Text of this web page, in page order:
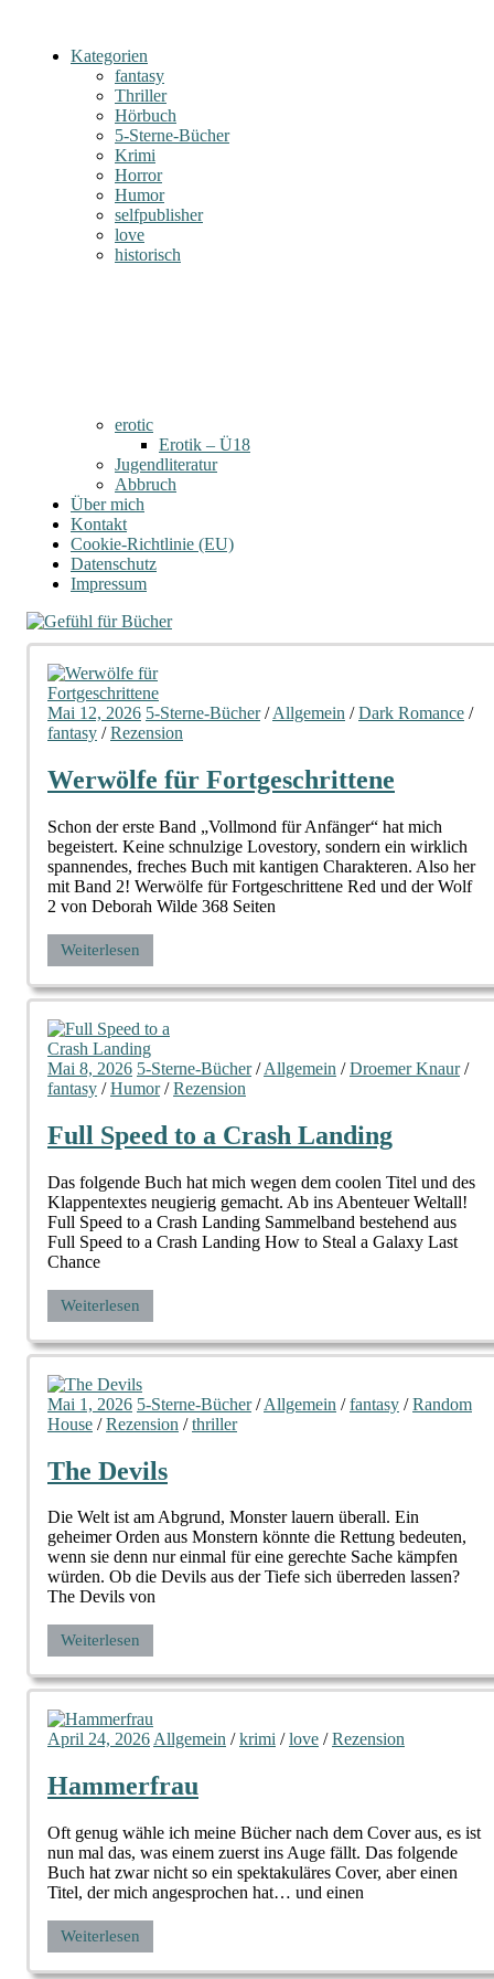
Kategorien
fantasy
Thriller
Hörbuch
5-Sterne-Bücher
Krimi
Horror
Humor
selfpublisher
love
historisch
erotic
Erotik – Ü18
Jugendliteratur
Abbruch
Über mich
Kontakt
Cookie-Richtlinie (EU)
Datenschutz
Impressum
Mai 12, 2026 5-Sterne-Bücher/Allgemein /Dark Romance /
fantasy /Rezension
Werwölfe für Fortgeschrittene
Schon der erste Band „Vollmond für Anfänger“ hat mich
begeistert. Keine schnulzige Lovestory, sondern ein wirklich
spannendes, freches Buch mit kantigen Charakteren. Also her
mit Band 2! Werwölfe für Fortgeschrittene Red und der Wolf
2 von Deborah Wilde 368 Seiten
Weiterlesen
Mai 8, 2026 5-Sterne-Bücher/Allgemein /Droemer Knaur/
fantasy /Humor/Rezension
Full Speed to a Crash Landing
Das folgende Buch hat mich wegen dem coolen Titel und des
Klappentextes neugierig gemacht. Ab ins Abenteuer Weltall!
Full Speed to a Crash Landing Sammelband bestehend aus
Full Speed to a Crash Landing How to Steal a Galaxy Last
Chance
Weiterlesen
Mai 1, 2026 5-Sterne-Bücher/Allgemein /fantasy /Random
House /Rezension /thriller
The Devils
Die Welt ist am Abgrund, Monster lauern überall. Ein
geheimer Orden aus Monstern könnte die Rettung bedeuten,
wenn sie denn nur einmal für eine gerechte Sache kämpfen
würden. Ob die Devils aus der Tiefe sich überreden lassen?
The Devils von
Weiterlesen
April 24, 2026Allgemein /krimi /love /Rezension
Hammerfrau
Oft genug wähle ich meine Bücher nach dem Cover aus, es ist
nun mal das, was einem zuerst ins Auge fällt. Das folgende
Buch hat zwar nicht so ein spektakuläres Cover, aber einen
Titel, der mich angesprochen hat… und einen
Weiterlesen